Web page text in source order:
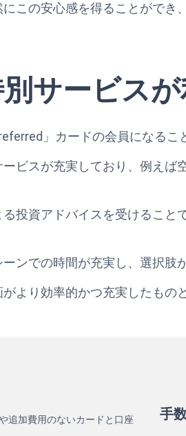
この安心感を得ることができ
サービス
」カードの会員になる
ビスが充実しており、例え
投資アドバイスを受けるこ
ンでの時間が充実し、選択肢
より効率的かつ充実したもの
手